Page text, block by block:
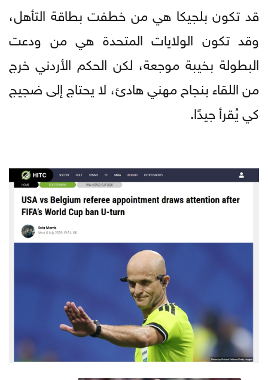
قد تكون بلجيكا هي من خطفت بطاقة التأهل،
وقد تكون الولايات المتحدة هي من ودعت
البطولة بخيبة موجعة، لكن الحكم الأردني خرج
من اللقاء بنجاح مهني هادئ، لا يحتاج إلى ضجيج
كي يُقرأ جيدًا.